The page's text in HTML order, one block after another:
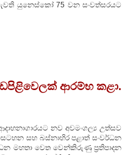
යුනෙස්කෝ 75 වන සංවත්සරයට
ආරම්භ කළා.
නව අවමංගල්‍ය උත්සව
සහ බස්නාහිර පළාත් සංවර්ධන
මහතා වෙත වෙන්කිරුණු ප්‍රතිපාදන